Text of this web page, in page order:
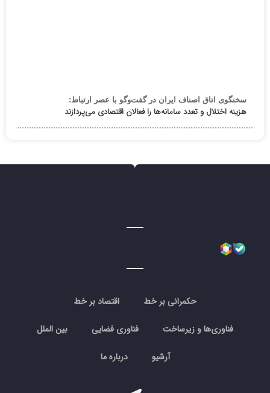
سخنگوی اتاق اصناف ایران در گفت‌وگو با عصر ارتباط:
هزینه اختلال و تعدد سامانه‌ها را فعالان اقتصادی می‌پردازند
حکمرانی بر خط اقتصاد بر خط
فناوری‌ها و زیرساخت فناوری فضایی بین الملل
آرشیو درباره ما